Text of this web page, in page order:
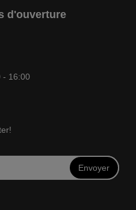
d'ouverture
- 16:00
Envoyer